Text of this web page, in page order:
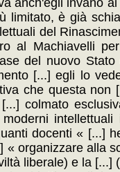
anch'egli invano
limitato, è già
del
al Machiavelli
del nuovo
[...] egli lo
che questa
colmato
docenti « [...]
organizzare alla
liberale) e la [...]